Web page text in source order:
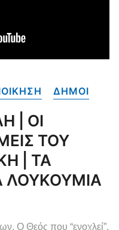
ΔΗΜΟΙ
| ΟΙ
ΤΟΥ
| ΤΑ
ΛΟΥΚΟΥΜΙΑ
Ο Θεός που “ενοχλεί”.